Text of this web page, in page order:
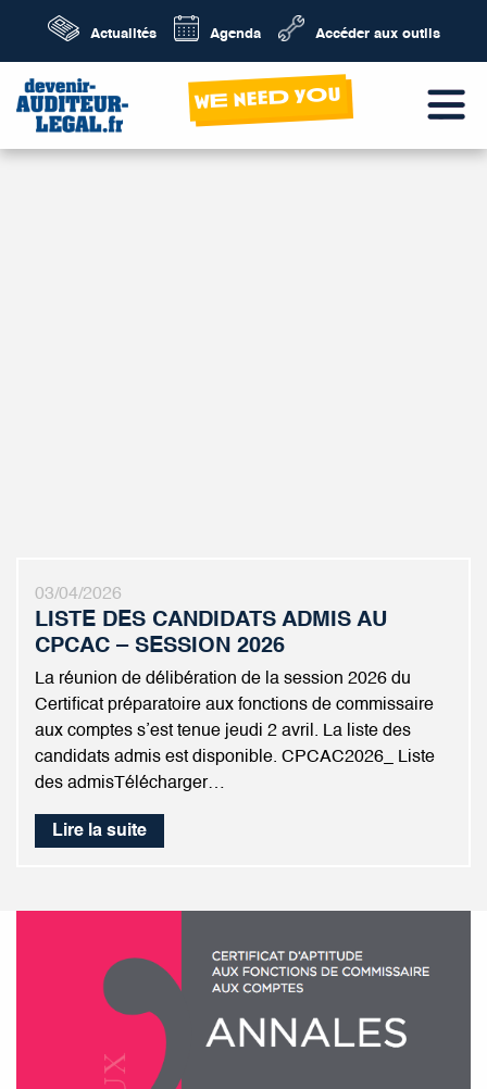
Actualités Agenda Accéder aux outils
wE neeD yOu
03/04/2026
LISTE DES CANDIDATS ADMIS AU
CPCAC – SESSION 2026
La réunion de délibération de la session 2026 du
Certificat préparatoire aux fonctions de commissaire
aux comptes s’est tenue jeudi 2 avril. La liste des
candidats admis est disponible. CPCAC2026_ Liste
des admisTélécharger…
Lire la suite